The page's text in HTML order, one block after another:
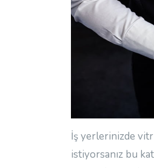
İş yerlerinizde
istiyorsanız bu